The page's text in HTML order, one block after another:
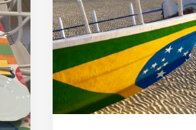
para
estrangeiro
–
13
Dicas
do